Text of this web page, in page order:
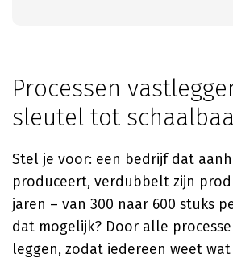
Processen
sleutel tot
Stel je voor: een bedrijf dat
produceert, verdubbelt zijn
jaren – van 300 naar 600 stuks
dat mogelijk? Door alle
leggen, zodat iedereen weet wat